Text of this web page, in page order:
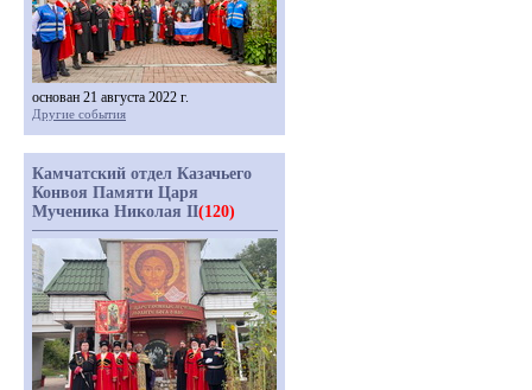
основан 21 августа 2022 г.
Другие события
Камчатский отдел Казачьего
Конвоя Памяти Царя
Мученика Николая II(120)